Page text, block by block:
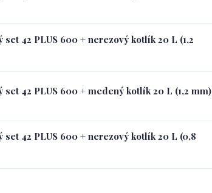
set 42 PLUS 600 + nerezový kotlík 20 L (1,2
set 42 PLUS 600 + medený kotlík 20 L (1,2 mm)
set 42 PLUS 600 + nerezový kotlík 20 L (0,8